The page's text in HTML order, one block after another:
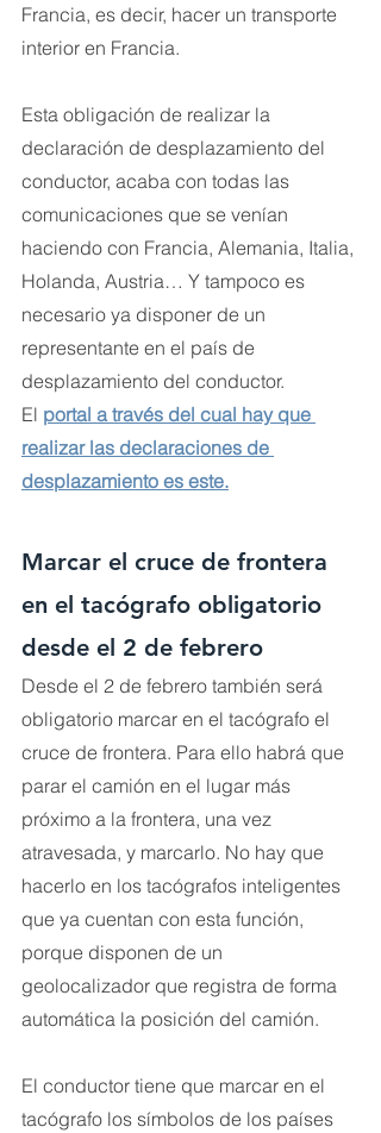
Francia, es decir, hacer un transporte
interior en Francia.
Esta obligación de realizar la
declaración de desplazamiento del
conductor, acaba con todas las
comunicaciones que se venían
haciendo con Francia, Alemania, Italia,
Holanda, Austria… Y tampoco es
necesario ya disponer de un
representante en el país de
desplazamiento del conductor.
El portal a través del cual hay que
realizar las declaraciones de
desplazamiento es este.
Marcar el cruce de frontera
en el tacógrafo obligatorio
desde el 2 de febrero
Desde el 2 de febrero también será
obligatorio marcar en el tacógrafo el
cruce de frontera. Para ello habrá que
parar el camión en el lugar más
próximo a la frontera, una vez
atravesada, y marcarlo. No hay que
hacerlo en los tacógrafos inteligentes
que ya cuentan con esta función,
porque disponen de un
geolocalizador que registra de forma
automática la posición del camión.
El conductor tiene que marcar en el
tacógrafo los símbolos de los países